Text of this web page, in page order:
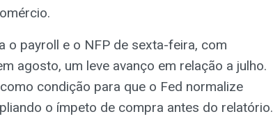
o payroll e o NFP de sexta-feira, com
agosto, um leve avanço em relação a julho.
condição para que o Fed normalize
o ímpeto de compra antes do relatório.